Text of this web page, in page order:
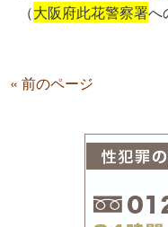
（大阪府此花警察署へ
« 前のページ